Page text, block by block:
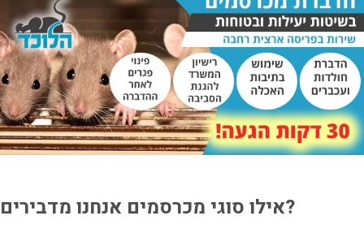
אילו סוגי מכרסמים אנחנו מדבירים?